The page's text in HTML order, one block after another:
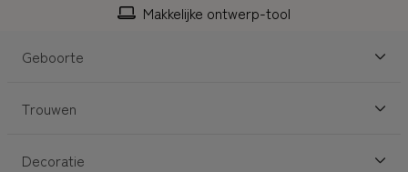
Makkelijke ontwerp-tool
Geboorte
Trouwen
Decoratie